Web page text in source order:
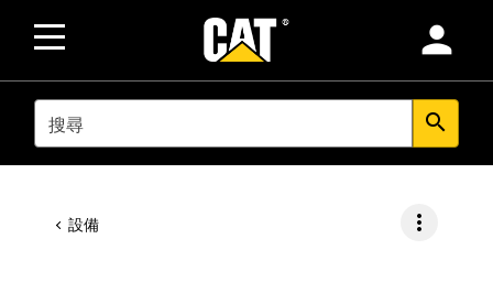
person
SEARCH search
設備 more_vert